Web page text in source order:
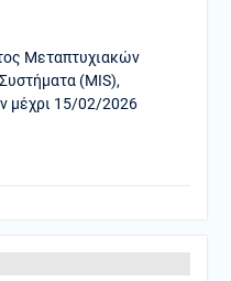
Μεταπτυχιακών
(MIS),
μέχρι 15/02/2026